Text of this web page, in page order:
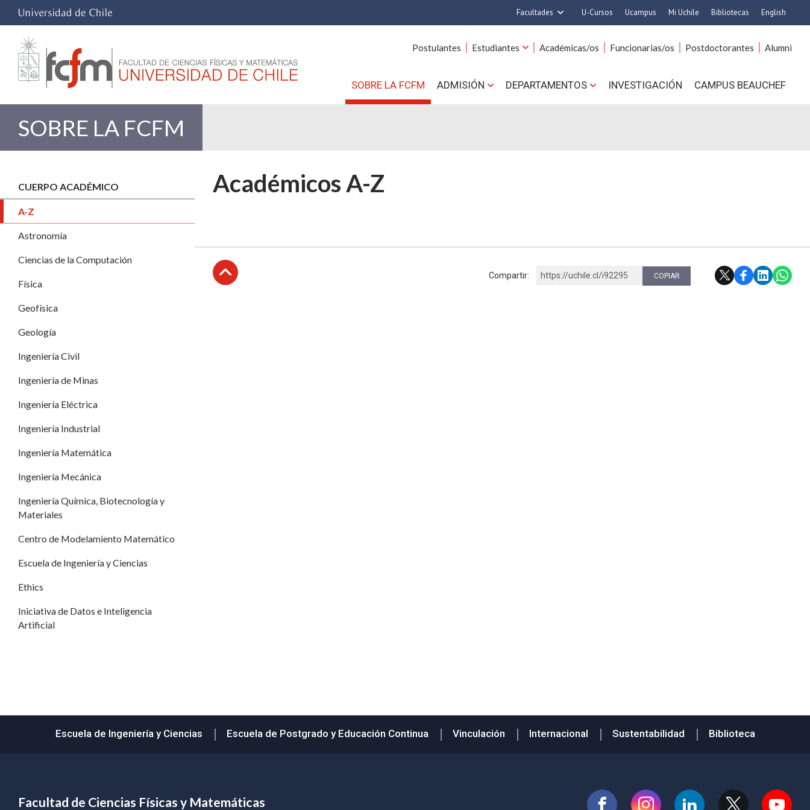
Facultades
Ciencias
Cs. Agronómicas
U-Cursos Ucampus Mi Uchile Bibliotecas English
Postulantes Estudiantes Académicas/os Funcionarias/os Postdoctorantes Alumni
SOBRE LA FCFM ADMISIÓN DEPARTAMENTOS INVESTIGACIÓN CAMPUS BEAUCHEF
SOBRE LA FCFM
CUERPO ACADÉMICO
A-Z
Astronomía
Ciencias de la Computación
Física
Geofísica
Geología
Ingeniería Civil
Ingeniería de Minas
Ingeniería Eléctrica
Ingeniería Industrial
Ingeniería Matemática
Ingeniería Mecánica
Ingeniería Química, Biotecnología y
Materiales
Centro de Modelamiento Matemático
Escuela de Ingeniería y Ciencias
Ethics
Iniciativa de Datos e Inteligencia
Artificial
Académicos A-Z
Compartir: https://uchile.cl/i92295 COPIAR
Escuela de Ingeniería y Ciencias Escuela de Postgrado y Educación Continua Vinculación Internacional Sustentabilidad Biblioteca
Facultad de Ciencias Físicas y Matemáticas